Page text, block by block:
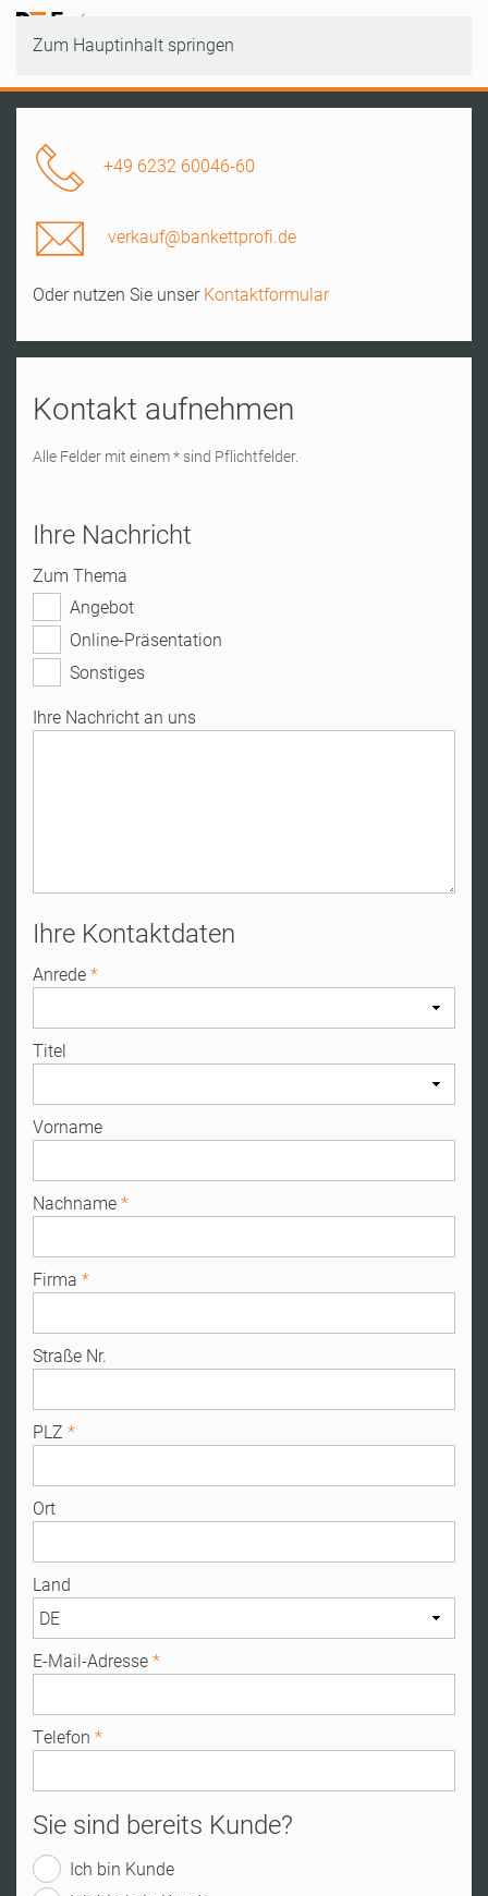
Zum Hauptinhalt springen
+49 6232 60046-60
verkauf@bankettprofi.de
Oder nutzen Sie unser Kontaktformular
Kontakt aufnehmen
Alle Felder mit einem * sind Pflichtfelder.